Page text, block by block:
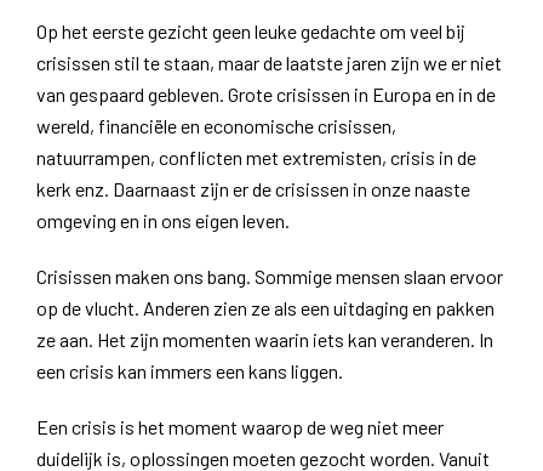
Op het eerste gezicht geen leuke gedachte om veel bij
crisissen stil te staan, maar de laatste jaren zijn we er niet
van gespaard gebleven. Grote crisissen in Europa en in de
wereld, financiële en economische crisissen,
natuurrampen, conflicten met extremisten, crisis in de
kerk enz. Daarnaast zijn er de crisissen in onze naaste
omgeving en in ons eigen leven.
Crisissen maken ons bang. Sommige mensen slaan ervoor
op de vlucht. Anderen zien ze als een uitdaging en pakken
ze aan. Het zijn momenten waarin iets kan veranderen. In
een crisis kan immers een kans liggen.
Een crisis is het moment waarop de weg niet meer
duidelijk is, oplossingen moeten gezocht worden. Vanuit